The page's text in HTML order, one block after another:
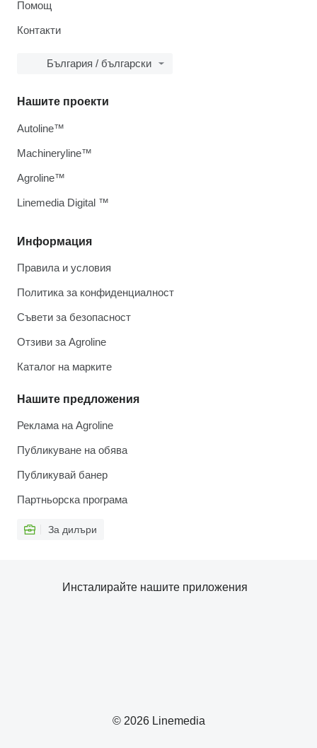
Помощ
Контакти
България / български
Информация
Правила и условия
Политика за конфиденциалност
Съвети за безопасност
Отзиви за Agroline
Каталог на марките
Нашите предложения
Реклама на Agroline
Публикуване на обява
Публикувай банер
Партньорска програма
За дилъри
Нашите проекти
Autoline™
Machineryline™
Agroline™
Linemedia Digital ™
© 2026 Linemedia
Инсталирайте нашите приложения